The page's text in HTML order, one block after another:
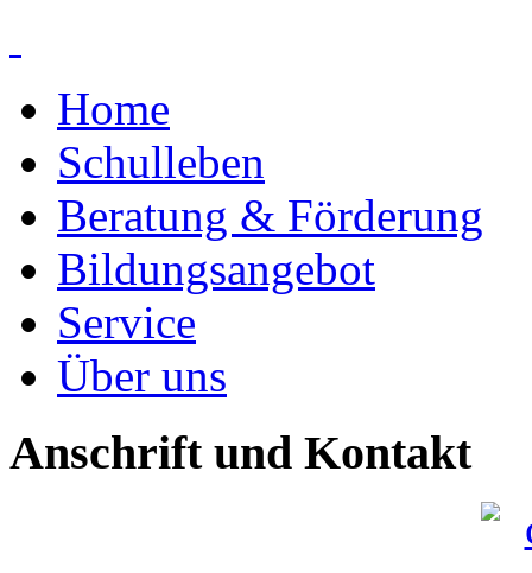
Home
Schulleben
Beratung & Förderung
Bildungsangebot
Service
Über uns
Anschrift und Kontakt